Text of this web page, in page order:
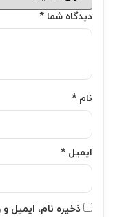
دیدگاه شما*
نام*
ایمیل*
ذخیره نام، ایمیل و